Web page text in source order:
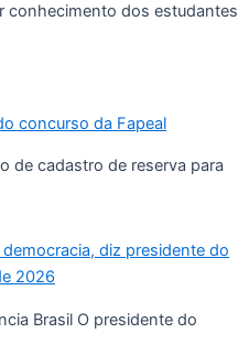
conhecimento dos estudantes
concurso da Fapeal
de cadastro de reserva para
diz presidente do
2026
Brasil O presidente do